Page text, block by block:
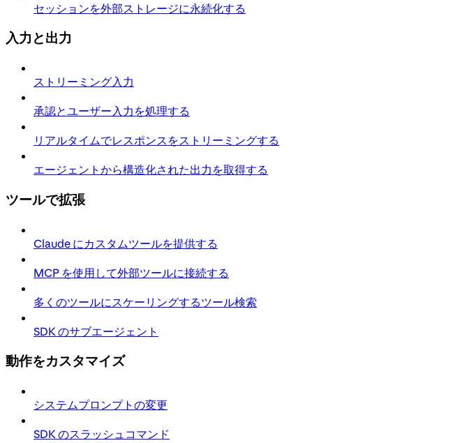
セッションを外部ストレージに永続化する
入力と出力
ストリーミング入力
承認とユーザー入力を処理する
リアルタイムでレスポンスをストリーミングする
エージェントから構造化された出力を取得する
ツールで拡張
Claude にカスタムツールを提供する
MCP を使用して外部ツールに接続する
多くのツールにスケーリングするツール検索
SDK のサブエージェント
動作をカスタマイズ
システムプロンプトの変更
SDK のスラッシュコマンド